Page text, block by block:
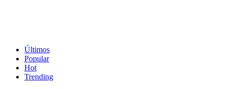
Últimos
Popular
Hot
Trending